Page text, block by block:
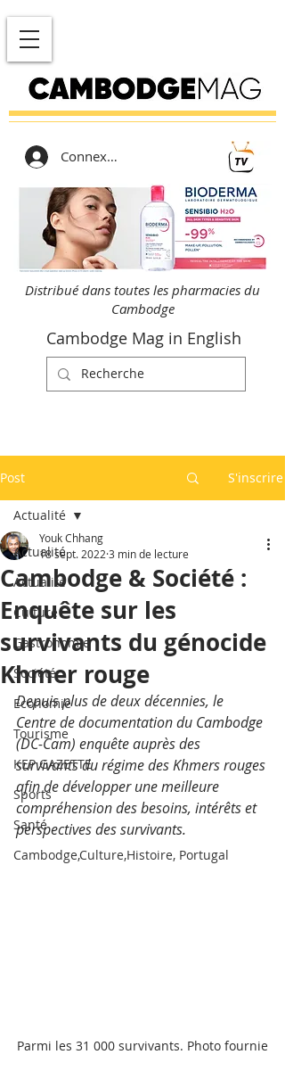
Connexion
Distribué dans toutes les pharmacies du
Cambodge
Cambodge Mag in English
Post S'inscrire
Actualité
Actualité
Culture
Gastronomie
Société
Economie
Tourisme
KEP GAZETTE
Sports
Santé
Cambodge,Culture,Histoire, Portugal
Actualité
Cambodge & Société :
Enquête sur les
survivants du génocide
Khmer rouge
Youk Chhang
18 sept. 2022 3 min de lecture
Depuis plus de deux décennies, le
Centre de documentation du Cambodge
(DC-Cam) enquête auprès des
survivants du régime des Khmers rouges
afin de développer une meilleure
compréhension des besoins, intérêts et
perspectives des survivants.
Parmi les 31 000 survivants. Photo fournie